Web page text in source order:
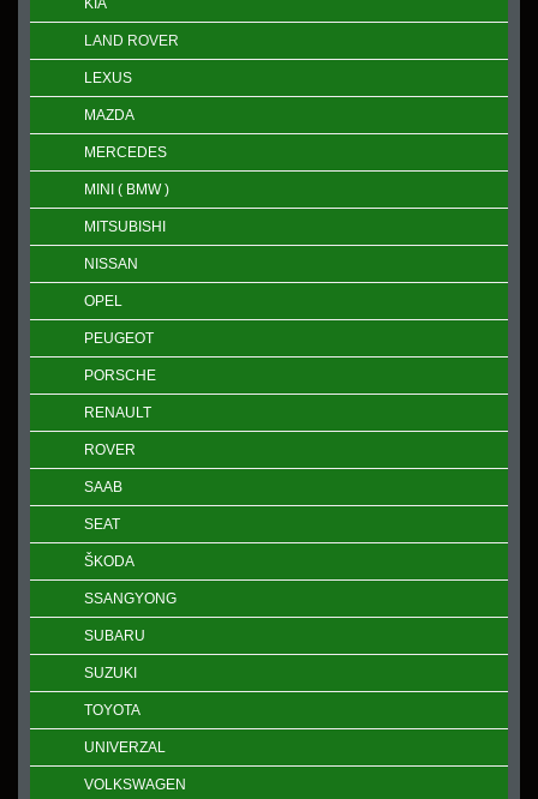
KIA
LAND ROVER
LEXUS
MAZDA
MERCEDES
MINI ( BMW )
MITSUBISHI
NISSAN
OPEL
PEUGEOT
PORSCHE
RENAULT
ROVER
SAAB
SEAT
ŠKODA
SSANGYONG
SUBARU
SUZUKI
TOYOTA
UNIVERZAL
VOLKSWAGEN